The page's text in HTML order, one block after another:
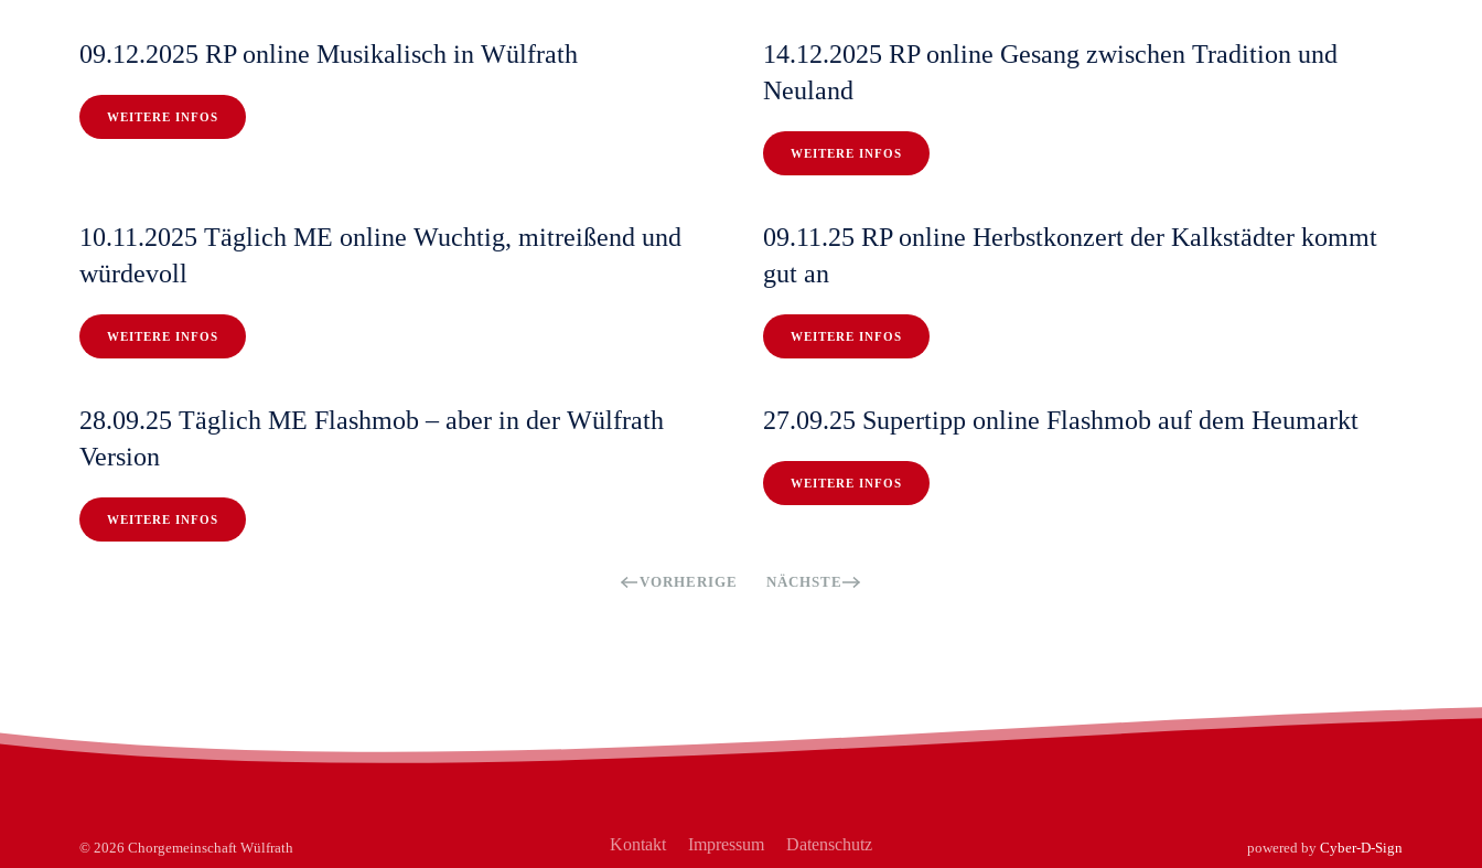
09.12.2025 RP online Musikalisch in Wülfrath
WEITERE INFOS
14.12.2025 RP online Gesang zwischen Tradition und
Neuland
WEITERE INFOS
10.11.2025 Täglich ME online Wuchtig, mitreißend und
würdevoll
WEITERE INFOS
09.11.25 RP online Herbstkonzert der Kalkstädter kommt
gut an
WEITERE INFOS
28.09.25 Täglich ME Flashmob – aber in der Wülfrath
Version
WEITERE INFOS
27.09.25 Supertipp online Flashmob auf dem Heumarkt
WEITERE INFOS
VORHERIGE NÄCHSTE
© 2026 Chorgemeinschaft Wülfrath Kontakt Impressum Datenschutz powered by Cyber-D-Sign